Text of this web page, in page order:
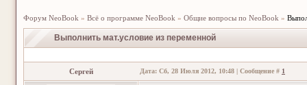
Форум NeoBook » Всё о программе NeoBook » Общие вопросы по NeoBook »
Выполнить мат.условие из переменной
Сергей Дата: Сб, 28 Июля 2012, 10:48 | Сообщение # 1